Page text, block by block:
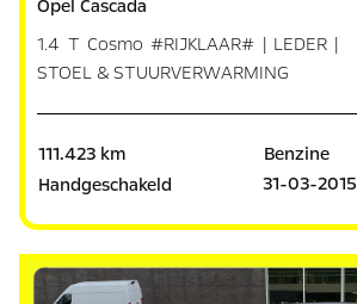
Opel Cascada
1.4 T Cosmo #RIJKLAAR# | LEDER |
STOEL & STUURVERWARMING
111.423 km
Benzine
Handgeschakeld
31-03-2015